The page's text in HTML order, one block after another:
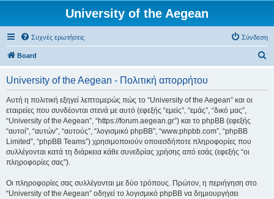
University of the Aegean
Συχνές ερωτήσεις Σύνδεση
Board
University of the Aegean - Πολιτική απορρήτου
Αυτή η πολιτική εξηγεί λεπτομερώς πώς το “University of the Aegean” και οι
εταιρείες που συνδέονται στενά με αυτό (εφεξής “εμείς”, “εμάς”, “δικό μας”,
“University of the Aegean”, “https://forum.aegean.gr”) και το phpBB (εφεξής
“αυτοί”, “αυτών”, “αυτούς”, “λογισμικό phpBB”, “www.phpbb.com”, “phpBB
Limited”, “phpBB Teams”) χρησιμοποιούν οποιεσδήποτε πληροφορίες που
συλλέγονται κατά τη διάρκεια κάθε συνεδρίας χρήσης από εσάς (εφεξής “οι
πληροφορίες σας”).
Οι πληροφορίες σας συλλέγονται με δύο τρόπους. Πρώτον, η περιήγηση στο
“University of the Aegean” οδηγεί το λογισμικό phpBB να δημιουργήσει